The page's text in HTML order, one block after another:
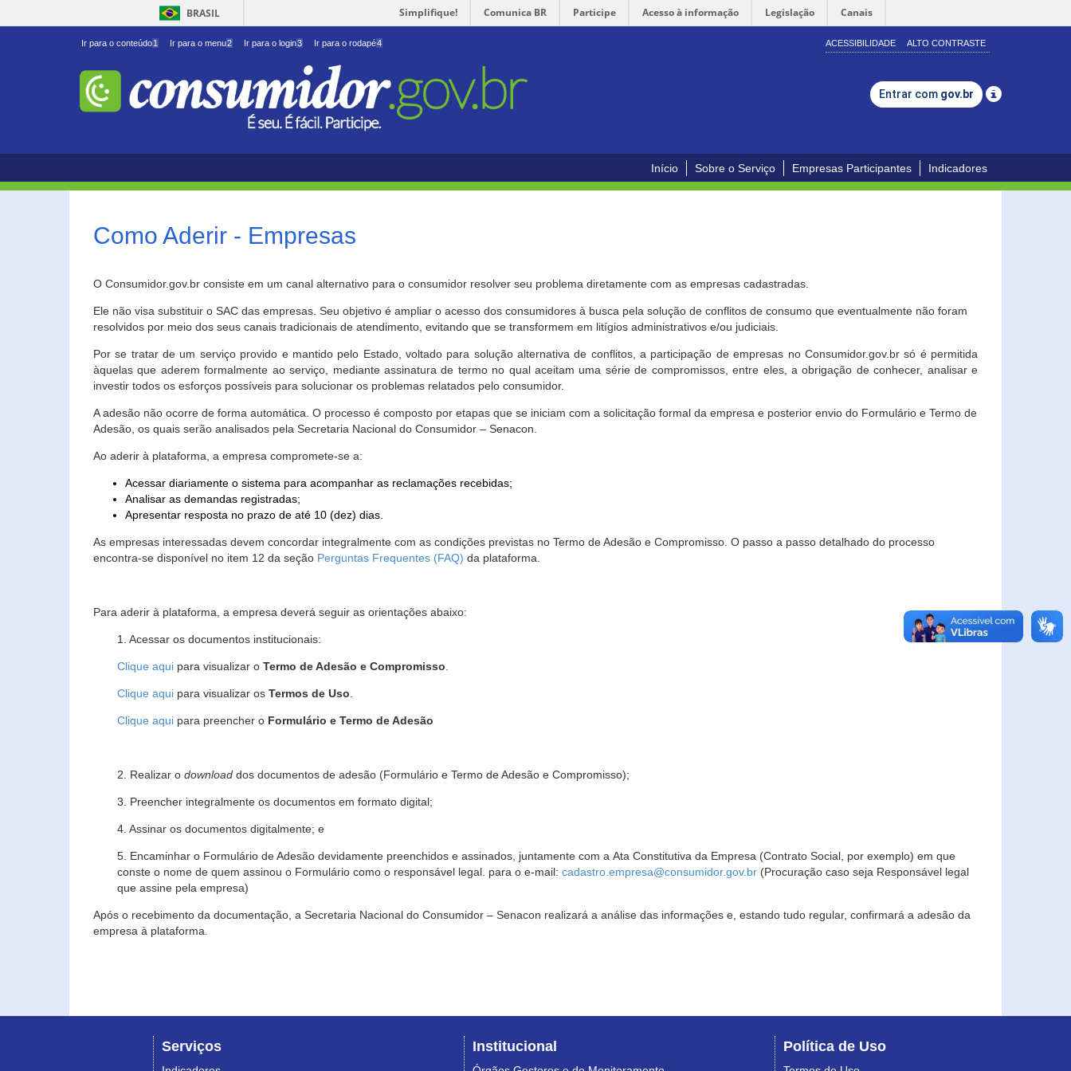
BRASIL Simplifique! Comunica BR Participe Acesso à informação Legislação Canais
Ir para o conteúdo1 Ir para o menu2 Ir para o login3 Ir para o rodapé4 ACESSIBILIDADE ALTO CONTRASTE
Entrar com gov.br
Início Sobre o Serviço Empresas Participantes Indicadores
Como Aderir - Empresas
O Consumidor.gov.br consiste em um canal alternativo para o consumidor resolver seu problema diretamente com as empresas cadastradas.
Ele não visa substituir o SAC das empresas. Seu objetivo é ampliar o acesso dos consumidores à busca pela solução de conflitos de consumo que eventualmente não foram
resolvidos por meio dos seus canais tradicionais de atendimento, evitando que se transformem em litígios administrativos e/ou judiciais.
Por se tratar de um serviço provido e mantido pelo Estado, voltado para solução alternativa de conflitos, a participação de empresas no Consumidor.gov.br só é permitida
àquelas que aderem formalmente ao serviço, mediante assinatura de termo no qual aceitam uma série de compromissos, entre eles, a obrigação de conhecer, analisar e
investir todos os esforços possíveis para solucionar os problemas relatados pelo consumidor.
A adesão não ocorre de forma automática. O processo é composto por etapas que se iniciam com a solicitação formal da empresa e posterior envio do Formulário e Termo de
Adesão, os quais serão analisados pela Secretaria Nacional do Consumidor – Senacon.
Ao aderir à plataforma, a empresa compromete-se a:
Acessar diariamente o sistema para acompanhar as reclamações recebidas;
Analisar as demandas registradas;
Apresentar resposta no prazo de até 10 (dez) dias.
As empresas interessadas devem concordar integralmente com as condições previstas no Termo de Adesão e Compromisso. O passo a passo detalhado do processo
encontra-se disponível no item 12 da seção Perguntas Frequentes (FAQ) da plataforma.
Para aderir à plataforma, a empresa deverá seguir as orientações abaixo:
1. Acessar os documentos institucionais:
Clique aqui para visualizar o Termo de Adesão e Compromisso
Clique aqui para visualizar os Termos de Uso
Clique aqui para preencher o Formulário e Termo de Adesão
2. Realizar o download dos documentos de adesão (Formulário e Termo de Adesão e Compromisso);
3. Preencher integralmente os documentos em formato digital;
4. Assinar os documentos digitalmente; e
5. Encaminhar o Formulário de Adesão devidamente preenchidos e assinados, juntamente com a Ata Constitutiva da Empresa (Contrato Social, por exemplo) em que
conste o nome de quem assinou o Formulário como o responsável legal. para o e-mail: cadastro.empresa@consumidor.gov.br (Procuração caso seja Responsável legal
que assine pela empresa)
Após o recebimento da documentação, a Secretaria Nacional do Consumidor – Senacon realizará a análise das informações e, estando tudo regular, confirmará a adesão da
empresa à plataforma.
Serviços Institucional Política de Uso